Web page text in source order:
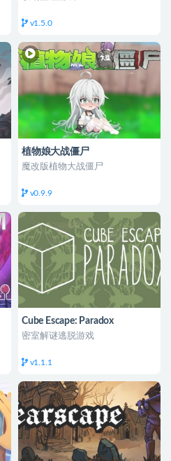
v1.5.0
植物娘大战僵尸
魔改版植物大战僵尸
v0.9.9
Cube Escape: Paradox
密室解谜逃脱游戏
v1.1.1